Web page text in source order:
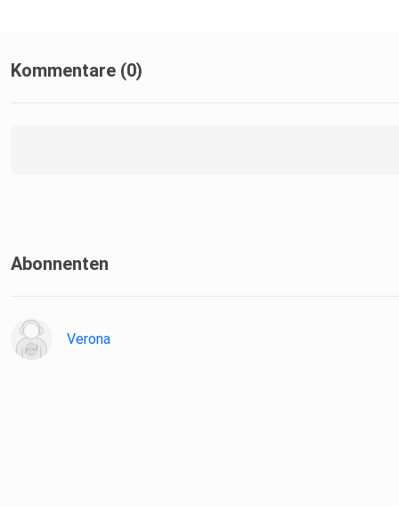
Kommentare (0)
Abonnenten
Verona